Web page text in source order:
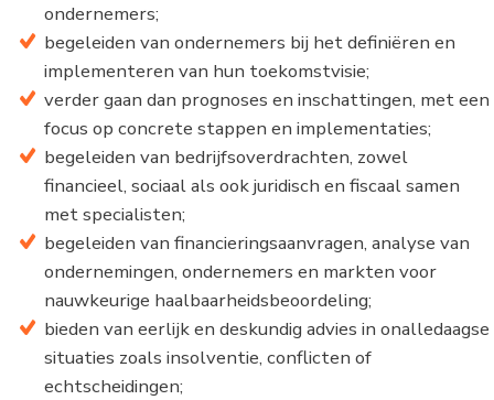
ondernemers;
begeleiden van ondernemers bij het definiëren en
implementeren van hun toekomstvisie;
verder gaan dan prognoses en inschattingen, met een
focus op concrete stappen en implementaties;
begeleiden van bedrijfsoverdrachten, zowel
financieel, sociaal als ook juridisch en fiscaal samen
met specialisten;
begeleiden van financieringsaanvragen, analyse van
ondernemingen, ondernemers en markten voor
nauwkeurige haalbaarheidsbeoordeling;
bieden van eerlijk en deskundig advies in onalledaagse
situaties zoals insolventie, conflicten of
echtscheidingen;